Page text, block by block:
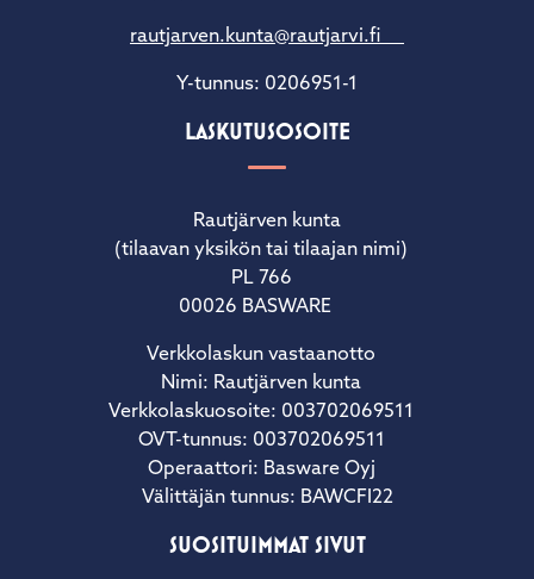
rautjarven.kunta@rautjarvi.fi
Y-tunnus: 0206951-1
LASKUTUSOSOITE
Rautjärven kunta
(tilaavan yksikön tai tilaajan nimi)
PL 766
00026 BASWARE
Verkkolaskun vastaanotto
Nimi: Rautjärven kunta
Verkkolaskuosoite: 003702069511
OVT-tunnus: 003702069511
Operaattori: Basware Oyj
Välittäjän tunnus: BAWCFI22
SUOSITUIMMAT SIVUT